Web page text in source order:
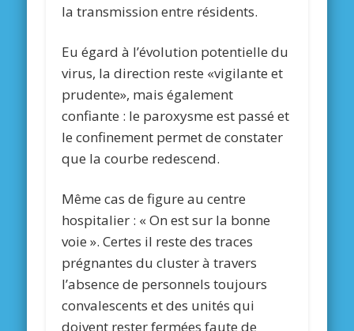
la transmission entre résidents.
Eu égard à l’évolution potentielle du
virus, la direction reste «vigilante et
prudente», mais également
confiante : le paroxysme est passé et
le confinement permet de constater
que la courbe redescend.
Même cas de figure au centre
hospitalier : « On est sur la bonne
voie ». Certes il reste des traces
prégnantes du cluster à travers
l’absence de personnels toujours
convalescents et des unités qui
doivent rester fermées faute de